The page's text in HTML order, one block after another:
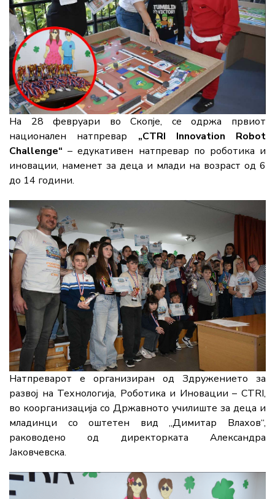
На 28 февруари во Скопје, се одржа првиот
национален натпревар „CTRI Innovation Robot
Challenge“ – едукативен натпревар по роботика и
иновации, наменет за деца и млади на возраст од 6
до 14 години.
Натпреварот е организиран од Здружението за
развој на Технологија, Роботика и Иновации – CTRI,
во коорганизација со Државното училиште за деца и
младинци со оштетен вид „Димитар Влахов“,
раководено од директорката Александра
Јаковчевска.